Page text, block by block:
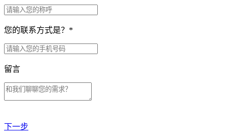
您的联系方式是？ *
留言
下一步